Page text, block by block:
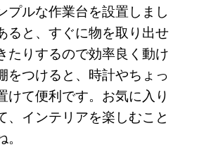
プルな作業台を設置しまし
ると、すぐに物を取り出せ
たりするので効率良く動け
をつけると、時計やちょっ
けて便利です。お気に入り
、インテリアを楽しむこと